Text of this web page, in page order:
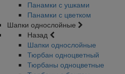
Панамки с ушками
Панамки с цветком
Шапки однослойные
Назад
Шапки однослойные
Тюрбан одноцветный
Тюрбаны одноцветные